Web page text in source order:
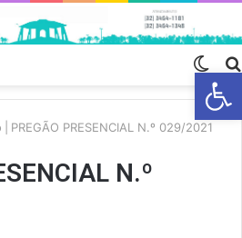
Barra de
skin
PREGÃO PRESENCIAL N.º 029/2021
N.º